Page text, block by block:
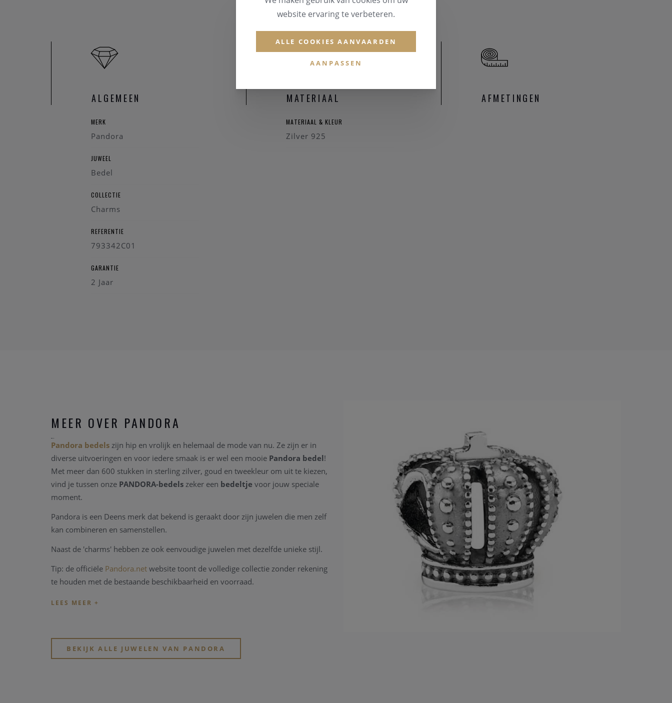
ALGEMEEN
MERK
Pandora
JUWEEL
Bedel
COLLECTIE
Charms
REFERENTIE
793342C01
GARANTIE
2 Jaar
MATERIAAL
MATERIAAL & KLEUR
Zilver 925
AFMETINGEN
MEER OVER PANDORA
Pandora bedels zijn hip en vrolijk en helemaal de mode van nu. Ze zijn er in
diverse uitvoeringen en voor iedere smaak is er wel een mooie Pandora bedel!
Met meer dan 600 stukken in sterling zilver, goud en tweekleur om uit te kiezen,
vind je tussen onze PANDORA-bedels zeker een bedeltje voor jouw speciale
moment.
Pandora is een Deens merk dat bekend is geraakt door zijn juwelen die men zelf
kan combineren en samenstellen.
Naast de 'charms' hebben ze ook eenvoudige juwelen met dezelfde unieke stijl.
Tip: de officiële Pandora.net website toont de volledige collectie zonder rekening
te houden met de bestaande beschikbaarheid en voorraad.
BEKIJK ALLE JUWELEN VAN PANDORA
website ervaring te verbeteren.
ALLE COOKIES AANVAARDEN
AANPASSEN